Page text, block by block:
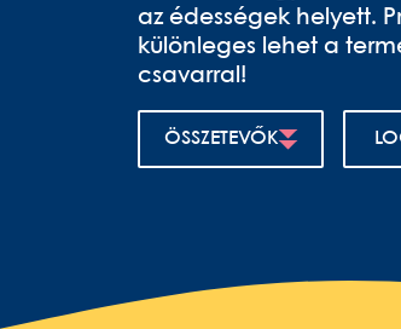
az édességek helyett.
különleges lehet a
csavarral!
ÖSSZETEVŐK